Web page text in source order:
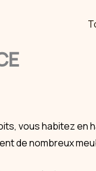
vous habitez en
de nombreux